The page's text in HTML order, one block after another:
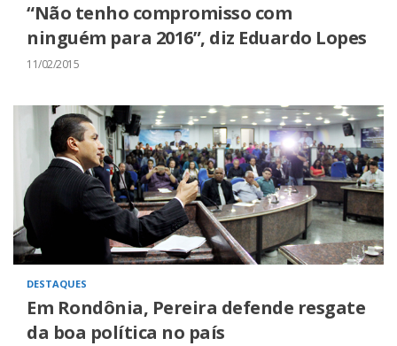
“Não tenho compromisso com
ninguém para 2016”, diz Eduardo Lopes
11/02/2015
DESTAQUES
Em Rondônia, Pereira defende resgate
da boa política no país